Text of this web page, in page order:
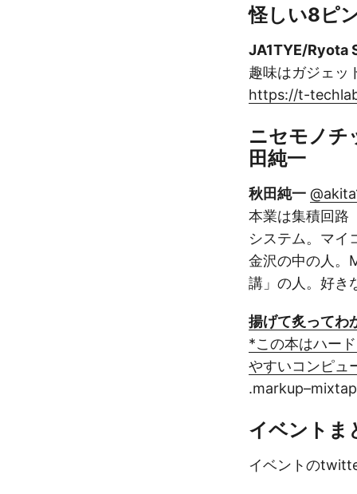
怪しい8ピ
JA1TYE/Ryota
趣味はガジェッ
https://t-
ニセモノチ
田純一
秋田純一
本業は集積回路
システム。マイ
金沢の中の人。
講」の人。好き
揚げて炙ってわ
*この本はハー
やすいコンピュ
イベントま
イベントの